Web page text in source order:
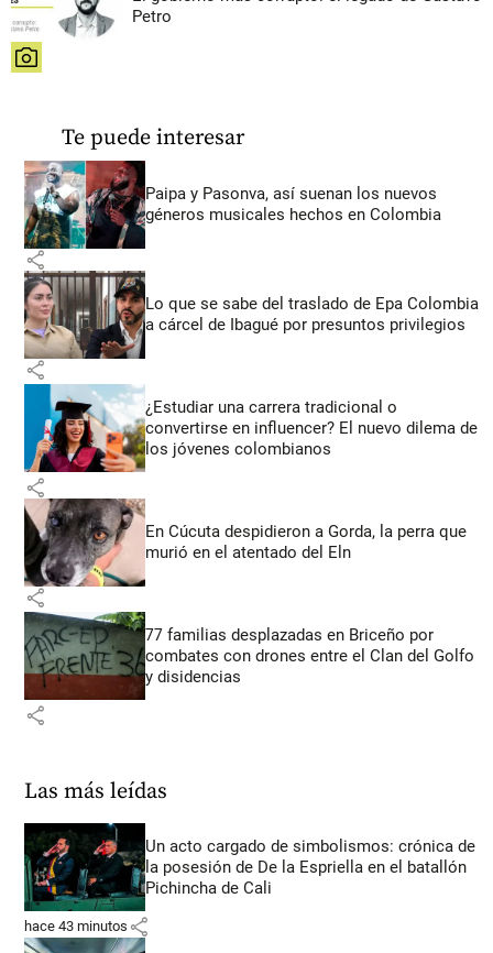
Petro
share
Te puede interesar
Paipa y Pasonva, así suenan los nuevos
géneros musicales hechos en Colombia
share
Lo que se sabe del traslado de Epa Colombia
a cárcel de Ibagué por presuntos privilegios
share
¿Estudiar una carrera tradicional o
convertirse en influencer? El nuevo dilema de
los jóvenes colombianos
share
En Cúcuta despidieron a Gorda, la perra que
murió en el atentado del Eln
share
77 familias desplazadas en Briceño por
combates con drones entre el Clan del Golfo
y disidencias
share
Las más leídas
Un acto cargado de simbolismos: crónica de
la posesión de De la Espriella en el batallón
Pichincha de Cali
hace 43 minutos share